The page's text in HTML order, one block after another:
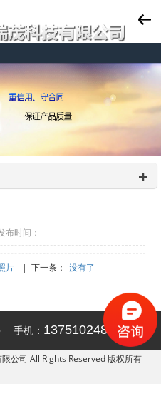
时间：
片 | 下一条： 没有了
手机： 13751024836
公司 All Rights Reserved 版权所有